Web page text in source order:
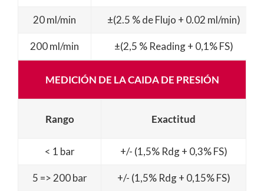
20 ml/min ±(2.5 % de Flujo + 0.02 ml/min)
200 ml/min ±(2,5 % Reading + 0,1% FS)
MEDICIÓN DE LA CAIDA DE PRESIÓN
Rango Exactitud
< 1 bar +/- (1,5% Rdg + 0,3% FS)
5 => 200 bar +/- (1,5% Rdg + 0,15% FS)